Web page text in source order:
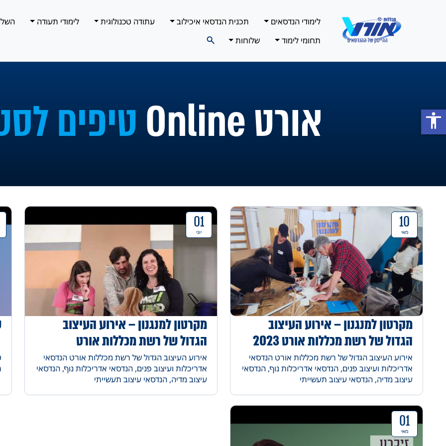
לימודי הנדסאים תכנית הנדסאי איכילוב עתודה טכנולוגית לימודי תעודה
תחומי לימוד
שלוחות
אורט Online טיפים
10
מאי
מקרטון למנגנון – אירוע העיצוב
הגדול של רשת מכללות אורט 2023
אירוע העיצוב הגדול של רשת מכללות אורט הנדסאי
אדריכלות ועיצוב פנים, הנדסאי אדריכלות נוף, הנדסאי
עיצוב מדיה, הנדסאי עיצוב תעשייתי
01
יוני
מקרטון למנגנון – אירוע העיצוב
הגדול של רשת מכללות אורט
אירוע העיצוב הגדול של רשת מכללות אורט הנדסאי
אדריכלות ועיצוב פנים, הנדסאי אדריכלות נוף, הנדסאי
עיצוב מדיה, הנדסאי עיצוב תעשייתי
01
מאי
accessibility